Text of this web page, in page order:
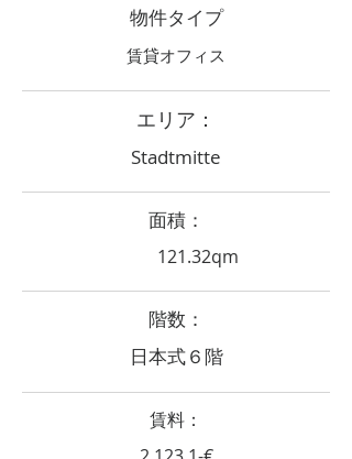
物件タイプ
賃貸オフィス
エリア：
Stadtmitte
面積：
121.32qm
階数：
日本式６階
賃料：